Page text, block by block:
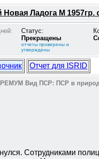
Новая Ладога М 1957гр.
Статус:
Прекращены
отчеты проверены и
утверждены
Отчет для ISRID
Вид ПСР: ПСР в
Сотрудниками